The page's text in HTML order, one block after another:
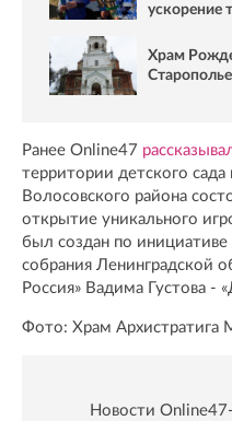
ускорение
Храм
Ранее Online47
территории детского
Волосовского района
открытие уникального
был создан по инициативе
собрания Ленинградской
Россия» Вадима Густова -
Фото: Храм Архистратига
Новости